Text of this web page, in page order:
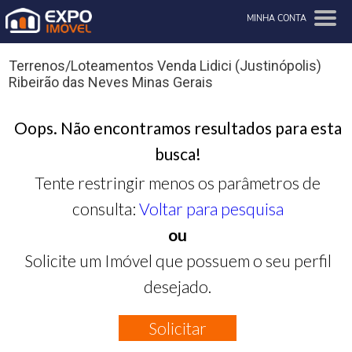
MINHA CONTA
Terrenos/Loteamentos Venda Lidici (Justinópolis)
Ribeirão das Neves Minas Gerais
Oops. Não encontramos resultados para esta
busca!
Tente restringir menos os parâmetros de
consulta: Voltar para pesquisa
ou
Solicite um Imóvel que possuem o seu perfil
desejado.
Solicitar